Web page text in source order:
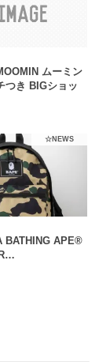
ムーミン
つき BIGショッ
☆NEWS
BATHING APE®